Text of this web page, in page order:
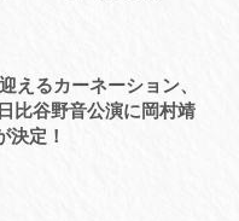
えるカーネーション、
比谷野音公演に岡村靖
決定！